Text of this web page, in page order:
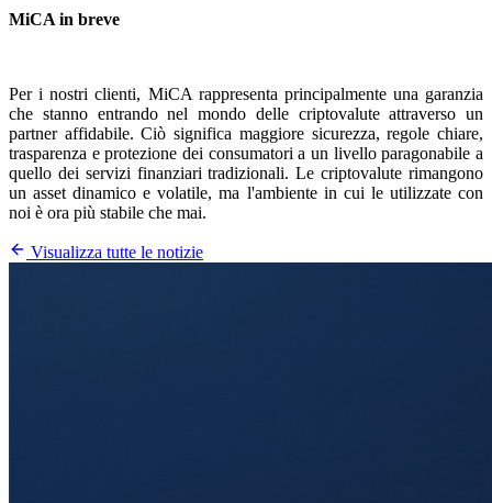
MiCA in breve
Per i nostri clienti, MiCA rappresenta principalmente una garanzia
che stanno entrando nel mondo delle criptovalute attraverso un
partner affidabile. Ciò significa maggiore sicurezza, regole chiare,
trasparenza e protezione dei consumatori a un livello paragonabile a
quello dei servizi finanziari tradizionali. Le criptovalute rimangono
un asset dinamico e volatile, ma l'ambiente in cui le utilizzate con
noi è ora più stabile che mai.
Visualizza tutte le notizie